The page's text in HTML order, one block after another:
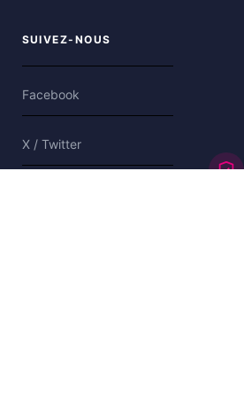
SUIVEZ-NOUS
Facebook
X / Twitter